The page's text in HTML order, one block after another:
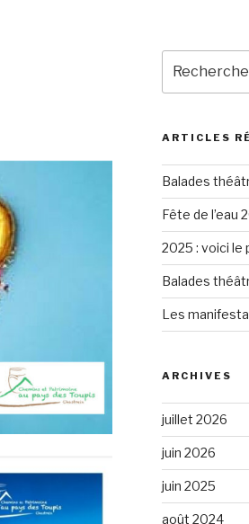
pour
:
ARTICLES
Balades
Fête de l’eau
2025 : voici le
Balades
Les
ARCHIVES
juillet 2026
juin 2026
juin 2025
août 2024